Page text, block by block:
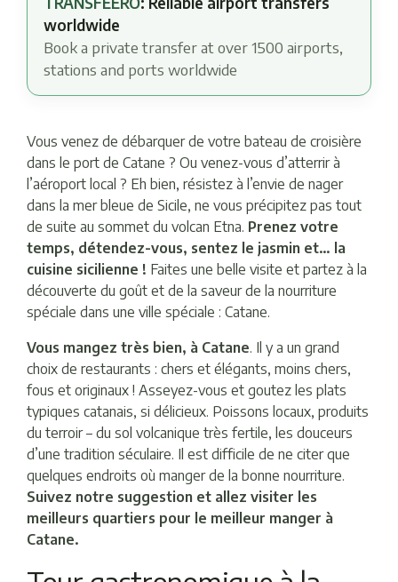
worldwide
Book a private transfer at over 1500 airports,
stations and ports worldwide
Vous venez de débarquer de votre bateau de croisière
dans le port de Catane ? Ou venez-vous d’atterrir à
l’aéroport local ? Eh bien, résistez à l’envie de nager
dans la mer bleue de Sicile, ne vous précipitez pas tout
de suite au sommet du volcan Etna. Prenez votre
temps, détendez-vous, sentez le jasmin et… la
cuisine sicilienne ! Faites une belle visite et partez à la
découverte du goût et de la saveur de la nourriture
spéciale dans une ville spéciale : Catane.
Vous mangez très bien, à Catane. Il y a un grand
choix de restaurants : chers et élégants, moins chers,
fous et originaux ! Asseyez-vous et goutez les plats
typiques catanais, si délicieux. Poissons locaux, produits
du terroir – du sol volcanique très fertile, les douceurs
d’une tradition séculaire. Il est difficile de ne citer que
quelques endroits où manger de la bonne nourriture.
Suivez notre suggestion et allez visiter les
meilleurs quartiers pour le meilleur manger à
Catane.